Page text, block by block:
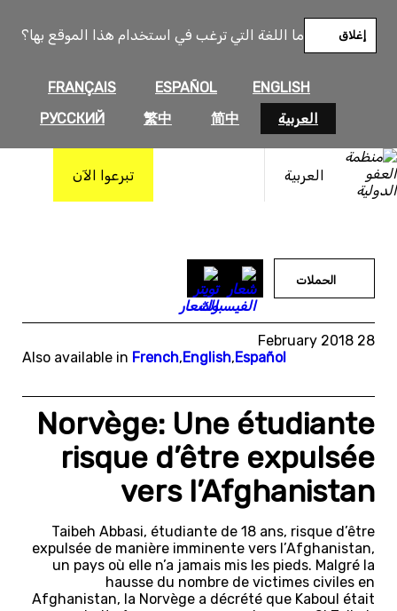
ما اللغة التي ترغب في استخدام هذا الموقع بها؟
ENGLISH
ESPAÑOL
FRANÇAIS
العربية
简中
繁中
РУССКИЙ
إغلاق
العربية تبرعوا الآن
المحتوى
الحملات
28 February 2018
Also available in French,English,Español
Norvège: Une étudiante
risque d’être expulsée
vers l’Afghanistan
Taibeh Abbasi, étudiante de 18 ans, risque d’être
expulsée de manière imminente vers l’Afghanistan,
un pays où elle n’a jamais mis les pieds. Malgré la
hausse du nombre de victimes civiles en
Afghanistan, la Norvège a décrété que Kaboul était